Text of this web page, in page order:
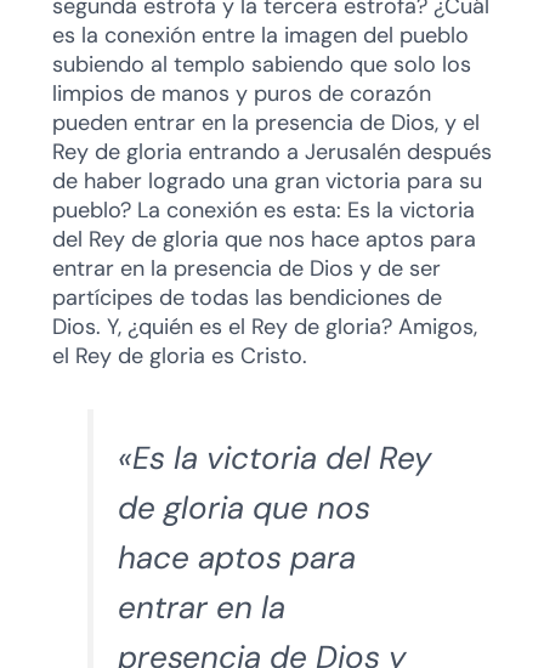
segunda estrofa y la tercera estrofa? ¿Cuál
es la conexión entre la imagen del pueblo
subiendo al templo sabiendo que solo los
limpios de manos y puros de corazón
pueden entrar en la presencia de Dios, y el
Rey de gloria entrando a Jerusalén después
de haber logrado una gran victoria para su
pueblo? La conexión es esta: Es la victoria
del Rey de gloria que nos hace aptos para
entrar en la presencia de Dios y de ser
partícipes de todas las bendiciones de
Dios. Y, ¿quién es el Rey de gloria? Amigos,
el Rey de gloria es Cristo.
«Es la victoria del Rey
de gloria que nos
hace aptos para
entrar en la
presencia de Dios y